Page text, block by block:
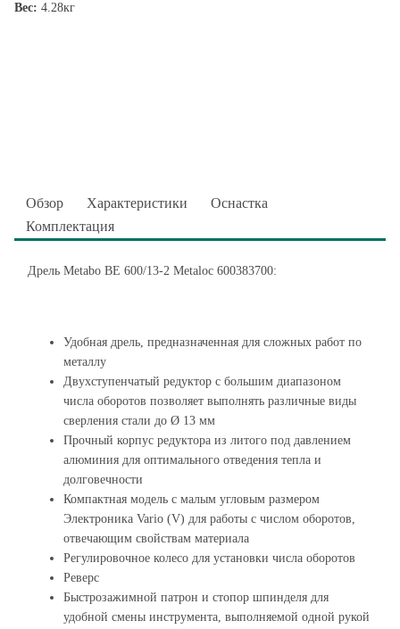
Вес: 4.28кг
Обзор Характеристики
Оснастка
Комплектация
Дрель Metabo BE 600/13-2 Metaloc 600383700:
Удобная дрель, предназначенная для сложных работ по
металлу
Двухступенчатый редуктор с большим диапазоном
числа оборотов позволяет выполнять различные виды
сверления стали до Ø 13 мм
Прочный корпус редуктора из литого под давлением
алюминия для оптимального отведения тепла и
долговечности
Компактная модель с малым угловым размером
Электроника Vario (V) для работы с числом оборотов,
отвечающим свойствам материала
Регулировочное колесо для установки числа оборотов
Реверс
Быстрозажимной патрон и стопор шпинделя для
удобной смены инструмента, выполняемой одной рукой